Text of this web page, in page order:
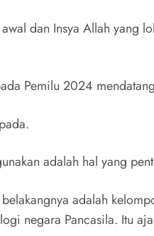
dan Insya Allah yang
Pemilu 2024
adalah hal yang
adalah
negara Pancasila. Itu